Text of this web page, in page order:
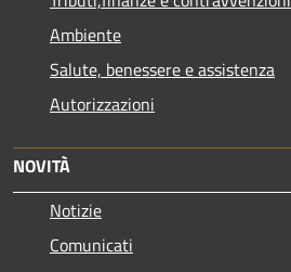
Ambiente
Salute, benessere e assistenza
Autorizzazioni
NOVITÀ
Notizie
Comunicati